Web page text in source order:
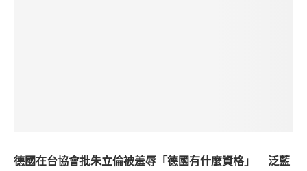
德國在台協會批朱立倫被羞辱「德國有什麼資格」 泛藍